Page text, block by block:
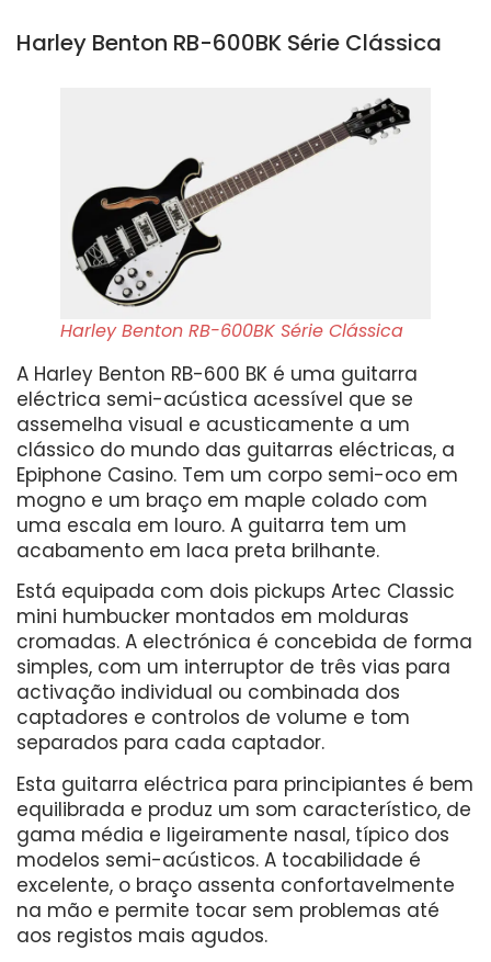
Harley Benton RB-600BK Série Clássica
Harley Benton RB-600BK Série Clássica
A Harley Benton RB-600 BK é uma guitarra
eléctrica semi-acústica acessível que se
assemelha visual e acusticamente a um
clássico do mundo das guitarras eléctricas, a
Epiphone Casino. Tem um corpo semi-oco em
mogno e um braço em maple colado com
uma escala em louro. A guitarra tem um
acabamento em laca preta brilhante.
Está equipada com dois pickups Artec Classic
mini humbucker montados em molduras
cromadas. A electrónica é concebida de forma
simples, com um interruptor de três vias para
activação individual ou combinada dos
captadores e controlos de volume e tom
separados para cada captador.
Esta guitarra eléctrica para principiantes é bem
equilibrada e produz um som característico, de
gama média e ligeiramente nasal, típico dos
modelos semi-acústicos. A tocabilidade é
excelente, o braço assenta confortavelmente
na mão e permite tocar sem problemas até
aos registos mais agudos.